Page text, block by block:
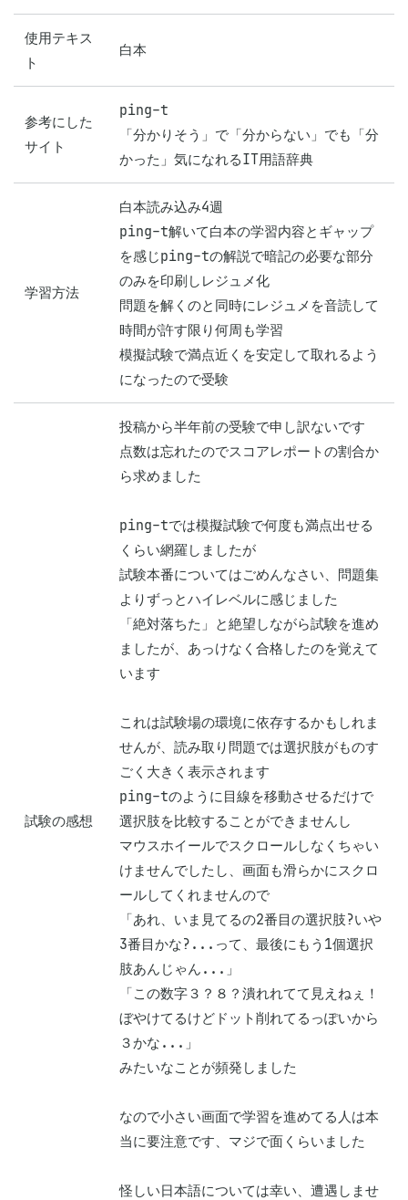
使用テキス
ト
白本
参考にした
サイト
ping-t
「分かりそう」で「分からない」でも「分
かった」気になれるIT用語辞典
学習方法
白本読み込み4週
ping-t解いて白本の学習内容とギャップ
を感じping-tの解説で暗記の必要な部分
のみを印刷しレジュメ化
問題を解くのと同時にレジュメを音読して
時間が許す限り何周も学習
模擬試験で満点近くを安定して取れるよう
になったので受験
試験の感想
投稿から半年前の受験で申し訳ないです
点数は忘れたのでスコアレポートの割合か
ら求めました
ping-tでは模擬試験で何度も満点出せる
くらい網羅しましたが
試験本番についてはごめんなさい、問題集
よりずっとハイレベルに感じました
「絶対落ちた」と絶望しながら試験を進め
ましたが、あっけなく合格したのを覚えて
います
これは試験場の環境に依存するかもしれま
せんが、読み取り問題では選択肢がものす
ごく大きく表示されます
ping-tのように目線を移動させるだけで
選択肢を比較することができませんし
マウスホイールでスクロールしなくちゃい
けませんでしたし、画面も滑らかにスクロ
ールしてくれませんので
「あれ、いま見てるの2番目の選択肢?いや
3番目かな?...って、最後にもう1個選択
肢あんじゃん...」
「この数字３？８？潰れれてて見えねぇ！
ぼやけてるけどドット削れてるっぽいから
３かな...」
みたいなことが頻発しました
なので小さい画面で学習を進めてる人は本
当に要注意です、マジで面くらいました
怪しい日本語については幸い、遭遇しませ